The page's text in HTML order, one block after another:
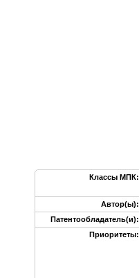
Классы МПК:
Автор(ы):
Патентообладатель(и):
Приоритеты: